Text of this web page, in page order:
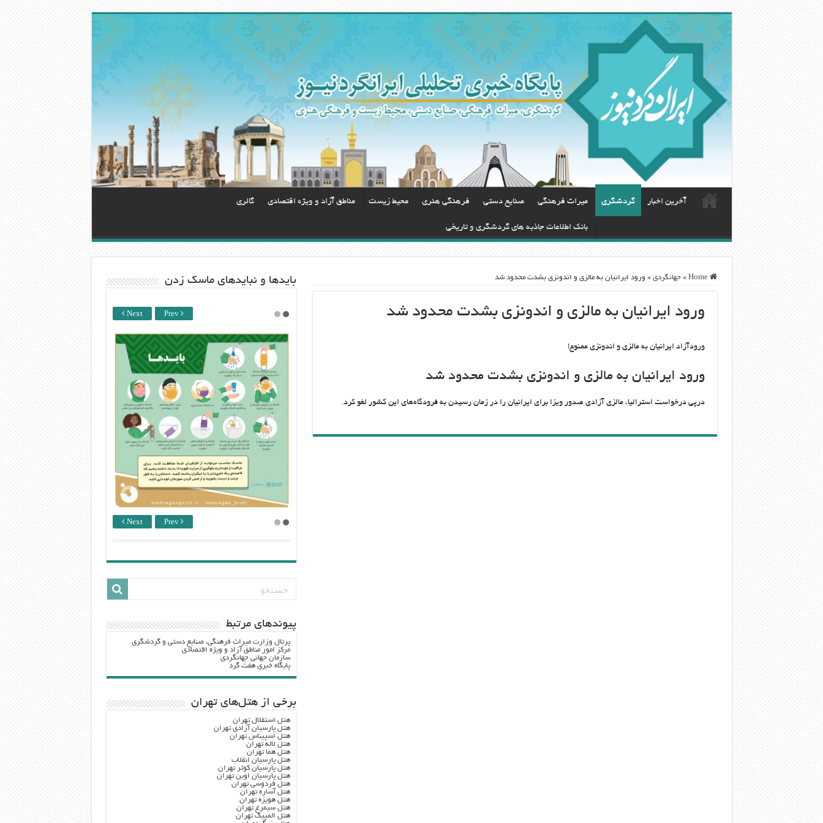
آخرین اخبار گردشگری ميراث فرهنگی صنایع دستی فرهنگی هنری محيط زيست مناطق آزاد و ویژه اقتصادی گالری
بانک اطلاعات جاذبه های گردشگری و تاریخی
Home
» جهانگردی » ورود ایرانیان به مالزی و اندونزی بشدت محدود شد
ورود ایرانیان به مالزی و اندونزی بشدت محدود شد
ورودآزاد ایرانیان به مالزی و اندونزی ممنوع!
ورود ایرانیان به مالزی و اندونزی بشدت محدود شد
درپی درخواست استرالیا، مالزی آزادی صدور ویزا برای ایرانیان را در زمان رسیدن به فرودگاه‌های این کشور لغو کرد.
باید‌ها و نبایدهای ماسک زدن
Next Prev
Next Prev
پيوندهاي مرتبط
پرتال وزارت ميراث فرهنگي، صنایع دستی و گردشگري
مرکز امور مناطق آزاد و ویژه اقتصادی
سازمان جهانی جهانگردی
پایگاه خبری هفت گرد
برخی از هتل‌های تهران
هتل استقلال تهران
هتل پارسیان آزادی تهران
هتل اسپیناس تهران
هتل لاله تهران
هتل هما تهران
هتل پارسیان انقلاب
هتل پارسیان کوثر تهران
هتل پارسیان اوین تهران
هتل فردوسی تهران
هتل آساره تهران
هتل هویزه تهران
هتل سیمرغ تهران
هتل المپیک تهران